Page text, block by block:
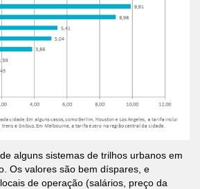
alguns sistemas de trilhos urbanos em
Os valores são bem díspares, e
de operação (salários, preço da